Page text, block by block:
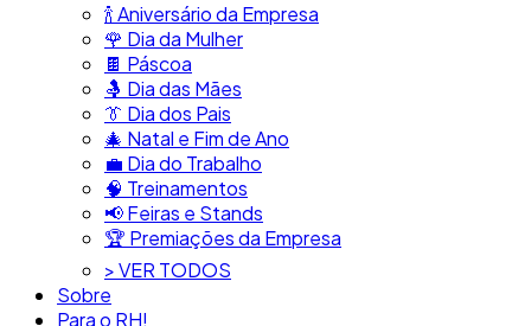
​🍾​ Aniversário da Empresa
🌹 Dia da Mulher
🍫​ Páscoa
🤱 Dia das Mães
👔​ Dia dos Pais
🎄 Natal e Fim de Ano
💼​ Dia do Trabalho
🧠​ Treinamentos
📢​ Feiras e Stands
🏆 Premiações da Empresa
> VER TODOS
Sobre
Para o RH!